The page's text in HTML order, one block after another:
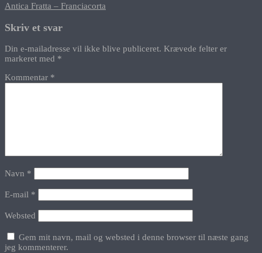
Indlægsnavigation
Antica Fratta – Franciacorta
Skriv et svar
Din e-mailadresse vil ikke blive publiceret. Krævede felter er
markeret med *
Kommentar *
Navn *
E-mail *
Websted
Gem mit navn, mail og websted i denne browser til næste gang
jeg kommenterer.